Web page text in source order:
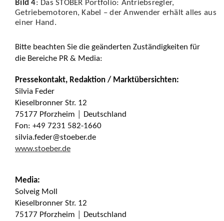
Bild 4: Das STÖBER Portfolio: Antriebsregler,
Getriebemotoren, Kabel – der Anwender erhält alles aus
einer Hand.
Bitte beachten Sie die geänderten Zuständigkeiten für
die Bereiche PR & Media:
Pressekontakt, Redaktion / Marktübersichten:
Silvia Feder
Kieselbronner Str. 12
75177 Pforzheim │ Deutschland
Fon: +49 7231 582-1660
silvia.feder@stoeber.de
www.stoeber.de
Media:
Solveig Moll
Kieselbronner Str. 12
75177 Pforzheim │ Deutschland